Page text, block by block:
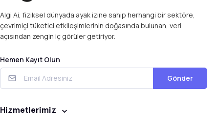
Algi Ai, fiziksel dünyada ayak izine sahip herhangi bir sektöre,
çevrimiçi tüketici etkileşimlerinin doğasında bulunan, veri
açısından zengin iç görüler getiriyor.
Hemen Kayıt Olun
Gönder
Hizmetlerimiz